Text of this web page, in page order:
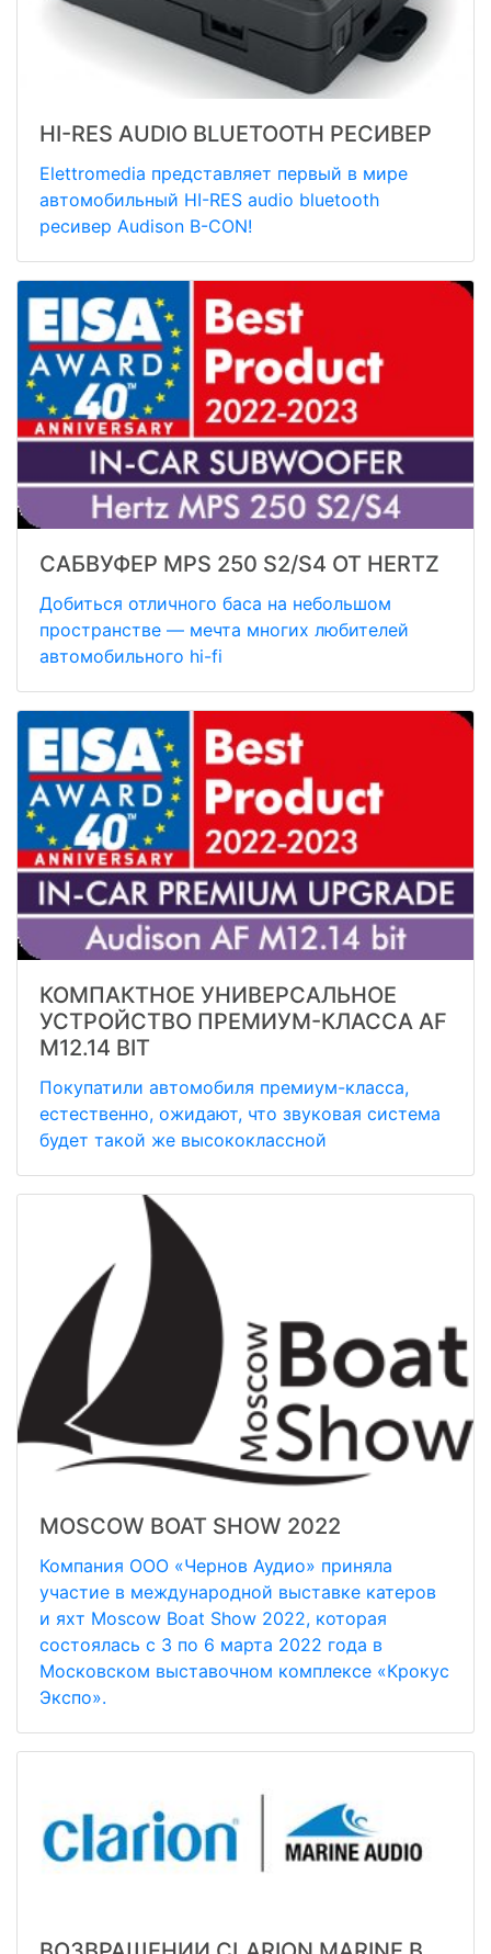
HI-RES AUDIO BLUETOOTH РЕСИВЕР
Elettromedia представляет первый в мире
автомобильный HI-RES audio bluetooth
ресивер Audison B-CON!
САБВУФЕР MPS 250 S2/S4 ОТ HERTZ
Добиться отличного баса на небольшом
пространстве — мечта многих любителей
автомобильного hi-fi
КОМПАКТНОЕ УНИВЕРСАЛЬНОЕ
УСТРОЙСТВО ПРЕМИУМ-КЛАССА AF
M12.14 BIT
Покупатили автомобиля премиум-класса,
естественно, ожидают, что звуковая система
будет такой же высококлассной
MOSCOW BOAT SHOW 2022
Компания ООО «Чернов Аудио» приняла
участие в международной выставке катеров
и яхт Moscow Boat Show 2022, которая
состоялась с 3 по 6 марта 2022 года в
Московском выставочном комплексе «Крокус
Экспо».